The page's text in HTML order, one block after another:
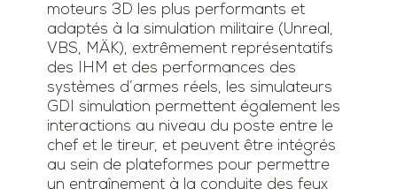
moteurs 3D les plus performants et
adaptés à la simulation militaire (Unreal,
VBS, MÄK), extrêmement représentatifs
des IHM et des performances des
systèmes d’armes réels, les simulateurs
GDI simulation permettent également les
interactions au niveau du poste entre le
chef et le tireur, et peuvent être intégrés
au sein de plateformes pour permettre
un entraînement à la conduite des feux